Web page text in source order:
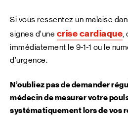
Si vous ressentez un malaise
signes d’une crise cardiaque,
immédiatement le 9-1-1 ou le
d’urgence.
N’oubliez pas de demander
médecin de mesurer votre
systématiquement lors de vos